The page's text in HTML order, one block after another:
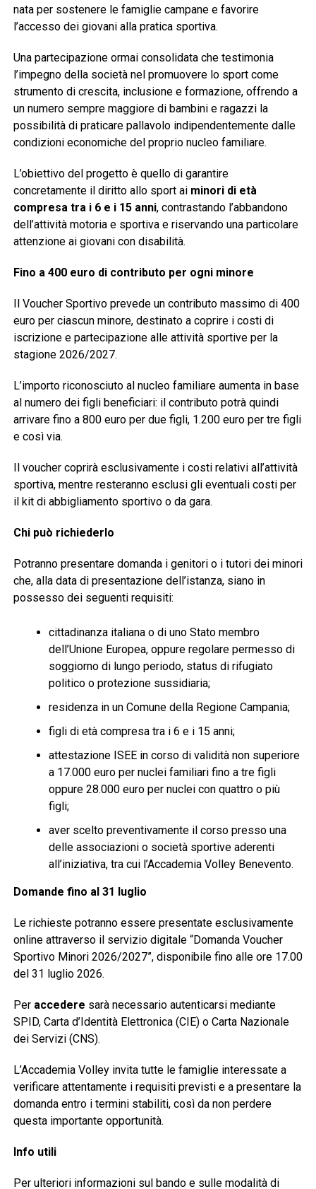
nata per sostenere le famiglie campane e favorire
l’accesso dei giovani alla pratica sportiva.
Una partecipazione ormai consolidata che testimonia
l’impegno della società nel promuovere lo sport come
strumento di crescita, inclusione e formazione, offrendo a
un numero sempre maggiore di bambini e ragazzi la
possibilità di praticare pallavolo indipendentemente dalle
condizioni economiche del proprio nucleo familiare.
L’obiettivo del progetto è quello di garantire
concretamente il diritto allo sport ai minori di età
compresa tra i 6 e i 15 anni, contrastando l’abbandono
dell’attività motoria e sportiva e riservando una particolare
attenzione ai giovani con disabilità.
Fino a 400 euro di contributo per ogni minore
Il Voucher Sportivo prevede un contributo massimo di 400
euro per ciascun minore, destinato a coprire i costi di
iscrizione e partecipazione alle attività sportive per la
stagione 2026/2027.
L’importo riconosciuto al nucleo familiare aumenta in base
al numero dei figli beneficiari: il contributo potrà quindi
arrivare fino a 800 euro per due figli, 1.200 euro per tre figli
e così via.
Il voucher coprirà esclusivamente i costi relativi all’attività
sportiva, mentre resteranno esclusi gli eventuali costi per
il kit di abbigliamento sportivo o da gara.
Chi può richiederlo
Potranno presentare domanda i genitori o i tutori dei minori
che, alla data di presentazione dell’istanza, siano in
possesso dei seguenti requisiti:
cittadinanza italiana o di uno Stato membro
dell’Unione Europea, oppure regolare permesso di
soggiorno di lungo periodo, status di rifugiato
politico o protezione sussidiaria;
residenza in un Comune della Regione Campania;
figli di età compresa tra i 6 e i 15 anni;
attestazione ISEE in corso di validità non superiore
a 17.000 euro per nuclei familiari fino a tre figli
oppure 28.000 euro per nuclei con quattro o più
figli;
aver scelto preventivamente il corso presso una
delle associazioni o società sportive aderenti
all’iniziativa, tra cui l’Accademia Volley Benevento.
Domande fino al 31 luglio
Le richieste potranno essere presentate esclusivamente
online attraverso il servizio digitale “Domanda Voucher
Sportivo Minori 2026/2027”, disponibile fino alle ore 17.00
del 31 luglio 2026.
Per accedere sarà necessario autenticarsi mediante
SPID, Carta d’Identità Elettronica (CIE) o Carta Nazionale
dei Servizi (CNS).
L’Accademia Volley invita tutte le famiglie interessate a
verificare attentamente i requisiti previsti e a presentare la
domanda entro i termini stabiliti, così da non perdere
questa importante opportunità.
Info utili
Per ulteriori informazioni sul bando e sulle modalità di